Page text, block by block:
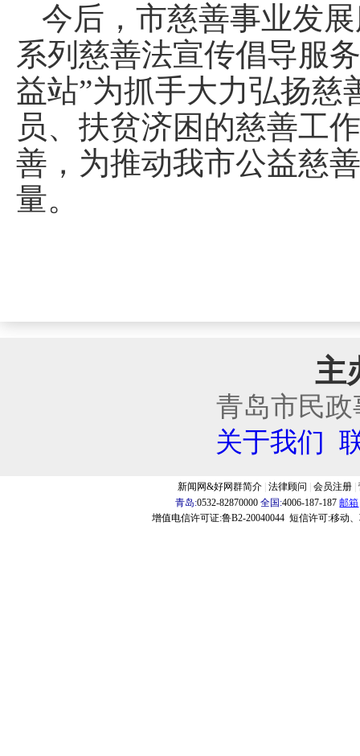
今后，市慈善事业发
系列慈善法宣传倡导服
益站”为抓手大力弘扬
员、扶贫济困的慈善工
善，为推动我市公益慈
量。
主
青岛市民
关于我们